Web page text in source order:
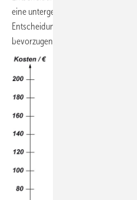
eine untergeordnete
Entscheidung, ob die Schiene oder
bevorzugen ist, wesentlich